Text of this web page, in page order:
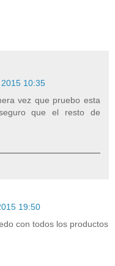
10:35
vez que pruebo esta
que el resto de
19:50
con todos los productos